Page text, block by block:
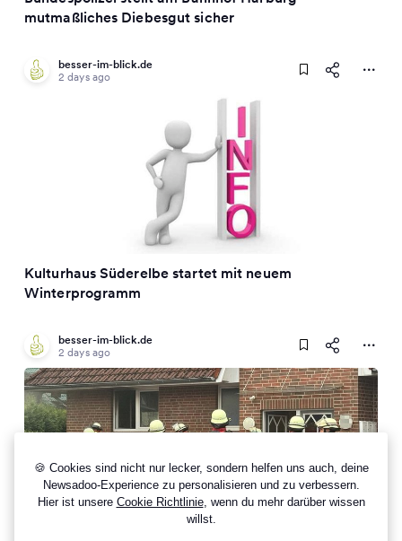
🍪 Cookies sind nicht nur lecker, sondern helfen uns auch, deine
Newsadoo-Experience zu personalisieren und zu verbessern.
Hier ist unsere Cookie Richtlinie, wenn du mehr darüber wissen
willst.
mutmaßliches Diebesgut sicher
besser-im-blick.de
2 days ago
Kulturhaus Süderelbe startet mit neuem
Winterprogramm
besser-im-blick.de
2 days ago
2 Other Sources On This Topic